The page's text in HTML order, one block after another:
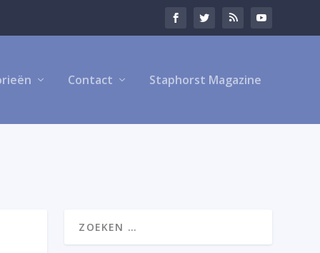
Contact Staphorst Magazine